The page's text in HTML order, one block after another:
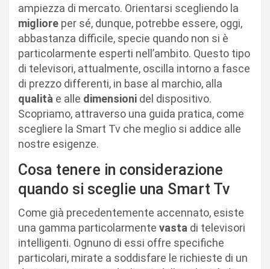
ampiezza di mercato. Orientarsi scegliendo la
migliore per sé, dunque, potrebbe essere, oggi,
abbastanza difficile, specie quando non si è
particolarmente esperti nell’ambito. Questo tipo
di televisori, attualmente, oscilla intorno a fasce
di prezzo differenti, in base al marchio, alla
qualità e alle dimensioni del dispositivo.
Scopriamo, attraverso una guida pratica, come
scegliere la Smart Tv che meglio si addice alle
nostre esigenze.
Cosa tenere in considerazione
quando si sceglie una Smart Tv
Come già precedentemente accennato, esiste
una gamma particolarmente vasta di televisori
intelligenti. Ognuno di essi offre specifiche
particolari, mirate a soddisfare le richieste di un